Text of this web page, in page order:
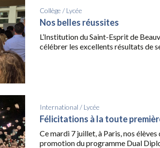
Collège / Lycée
Nos belles réussites
L’Institution du Saint-Esprit de
célébrer les excellents résultats de
International / Lycée
Félicitations à la toute
Ce mardi 7 juillet, à Paris, nos
promotion du programme Dual